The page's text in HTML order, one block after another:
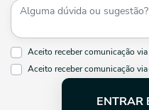
Aceito receber comunicação
Aceito receber comunicação
ENTRAR